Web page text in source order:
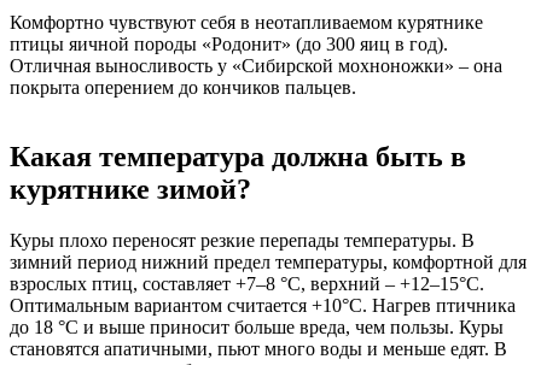
Комфортно чувствуют себя в неотапливаемом курятнике
птицы яичной породы «Родонит» (до 300 яиц в год).
Отличная выносливость у «Сибирской мохноножки» – она
покрыта оперением до кончиков пальцев.
Какая температура должна быть в
курятнике зимой?
Куры плохо переносят резкие перепады температуры. В
зимний период нижний предел температуры, комфортной для
взрослых птиц, составляет +7–8 °C, верхний – +12–15°C.
Оптимальным вариантом считается +10°C. Нагрев птичника
до 18 °C и выше приносит больше вреда, чем пользы. Куры
становятся апатичными, пьют много воды и меньше едят. В